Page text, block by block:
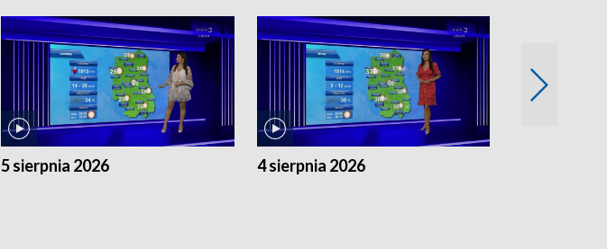
5 sierpnia 2026 4 sierpnia 2026